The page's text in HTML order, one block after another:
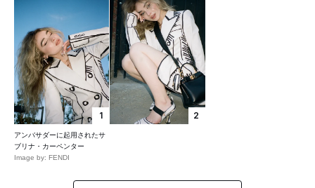
1
アンバサダーに起用されたサ
ブリナ・カーペンター
Image by: FENDI
2